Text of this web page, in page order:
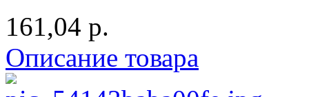
161,04 р.
Описание товара